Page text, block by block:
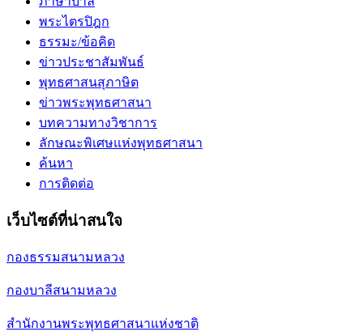
พระไตรปิฎก
ธรรมะ/ข้อคิด
ข่าวประชาสัมพันธ์
พุทธศาสนสุภาษิต
ข่าวพระพุทธศาสนา
บทความทางวิชาการ
ลักษณะพิเศษแห่งพุทธศาสนา
ค้นหา
การติดต่อ
เว็บไซต์ที่น่าสนใจ
กองธรรมสนามหลวง
กองบาลีสนามหลวง
สำนักงานพระพุทธศาสนาแห่งชาติ